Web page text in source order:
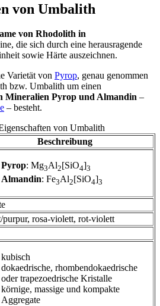
von Umbalith
von Rhodolith in
die sich durch eine herausragende
sowie Härte auszeichnen.
Varietät von Pyrop, genau genommen
bzw. Umbalith um einen
Mineralien Pyrop und Almandin –
– besteht.
von Umbalith
Beschreibung
Pyrop: Mg3Al2[SiO4]3
Almandin: Fe3Al2[SiO4]3
purpur, rosa-violett, rot-violett
kubisch
dokaedrische, rhombendokaedrische
oder trapezoedrische Kristalle
körnige, massige und kompakte
Aggregate